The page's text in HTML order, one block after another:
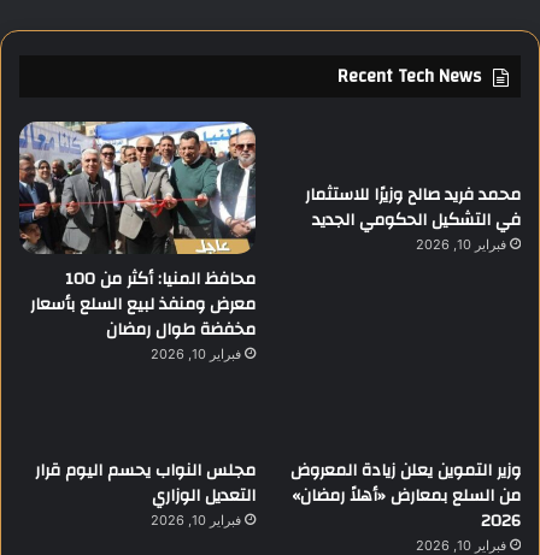
Recent Tech News
محمد فريد صالح وزيرًا للاستثمار
في التشكيل الحكومي الجديد
فبراير 10, 2026
محافظ المنيا: أكثر من 100
معرض ومنفذ لبيع السلع بأسعار
مخفضة طوال رمضان
فبراير 10, 2026
وزير التموين يعلن زيادة المعروض
من السلع بمعارض «أهلاً رمضان»
2026
فبراير 10, 2026
مجلس النواب يحسم اليوم قرار
التعديل الوزاري
فبراير 10, 2026